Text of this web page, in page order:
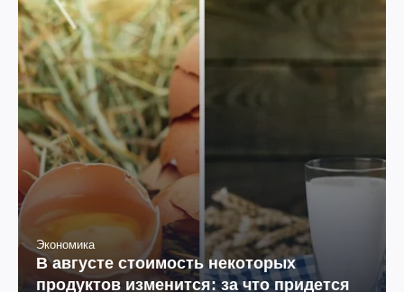
Экономика
В августе стоимость некоторых
продуктов изменится: за что придется